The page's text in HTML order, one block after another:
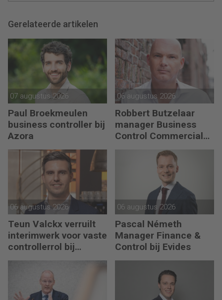
Gerelateerde artikelen
07 augustus 2026
Paul Broekmeulen
business controller bij
Azora
06 augustus 2026
Robbert Butzelaar
manager Business
Control Commercial
bij PLUS Retail
06 augustus 2026
Teun Valckx verruilt
interimwerk voor vaste
controllerrol bij
Synthon
06 augustus 2026
Pascal Németh
Manager Finance &
Control bij Evides